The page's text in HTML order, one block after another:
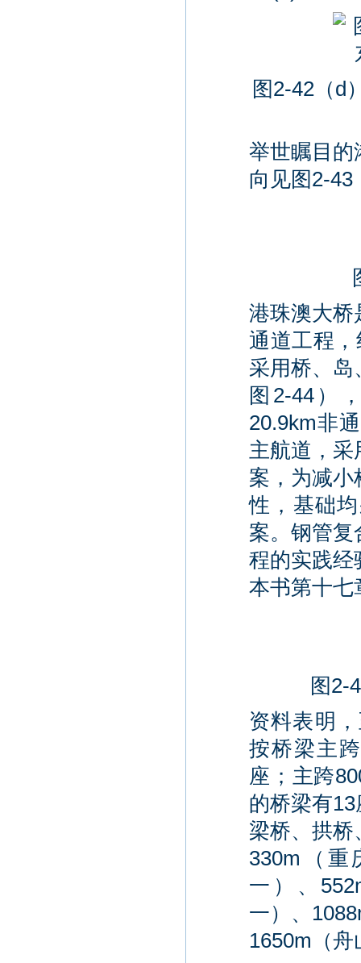
图2-42（d
举世瞩目的
向见图2-43
港珠澳大桥
通道工程
采用桥、
图2-44）
20.9km非
主航道，采
案，为减
性，基础
案。钢管
程的实践经
本书第十七
图2-
资料表明
按桥梁主
座；主跨
的桥梁有
梁桥、拱
330m（
一）、
一）、
1650m（